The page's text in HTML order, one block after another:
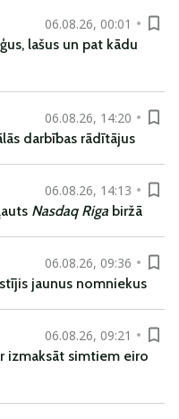
06.08.26, 00:01
lašus un pat kādu
06.08.26, 14:20
darbības rādītājus
06.08.26, 14:13
Nasdaq Riga biržā
06.08.26, 09:36
jaunus nomniekus
06.08.26, 09:21
izmaksāt simtiem eiro